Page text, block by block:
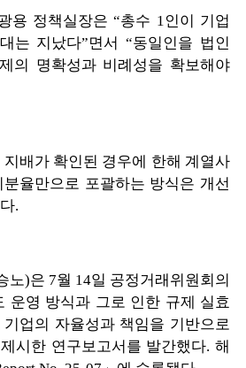
용 정책실장은 “총수 1인이 기업
는 지났다”면서 “동일인을 법인
의 명확성과 비례성을 확보해야
배가 확인된 경우에 한해 계열사
율만으로 포괄하는 방식은 개선
.
노)은 7월 14일 공정거래위원회의
운영 방식과 그로 인한 규제 실효
업의 자율성과 책임을 기반으로
시한 연구보고서를 발간했다. 해